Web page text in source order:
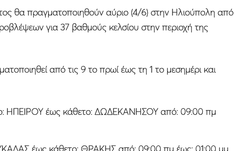
θα πραγματοποιηθούν αύριο (4/6) στην Ηλιούπολη από
για 37 βαθμούς κελσίου στην περιοχή της
από τις 9 το πρωί έως τη 1 το μεσημέρι και
ΗΠΕΙΡΟΥ έως κάθετο: ΔΩΔΕΚΑΝΗΣΟΥ από: 09:00 πμ
έως κάθετο: ΘΡΑΚΗΣ από: 09:00 πμ έως: 01:00 μμ